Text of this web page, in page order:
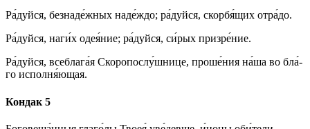
Ра́­дуй­ся, безнаде́жных на­де́ж­до; ра́­дуй­ся, скор­бя́­щих от­ра́­до.
Ра́­дуй­ся, на­ги́х оде­я́ние; ра́­дуй­ся, си́­рых при­зре́­ние.
Ра́­дуй­ся, всеблага́я Скоропослу́шнице, про­ше́­ния на́­ша во бла́­
го исполня́ющая.
Кондак 5